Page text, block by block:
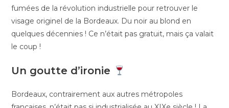
fumées de la révolution industrielle pour retrouver le
visage originel de la Bordeaux. Du noir au blond en
quelques décennies ! Ce n’était pas gratuit, mais ça valait
le coup !
Un goutte d’ironie
Bordeaux, contrairement aux autres métropoles